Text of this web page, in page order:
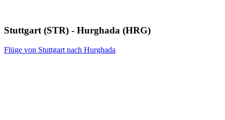
Stuttgart (STR) - Hurghada (HRG)
Flüge von Stuttgart nach Hurghada